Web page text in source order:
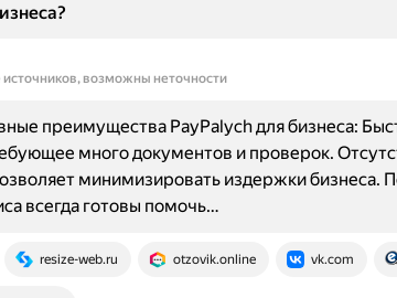
источников, возможны неточности
resize-web.ru otzovik.online vk.com
преимущества PayPalych для бизнеса:
много документов и проверок.
минимизировать издержки бизнеса.
всегда готовы помочь…